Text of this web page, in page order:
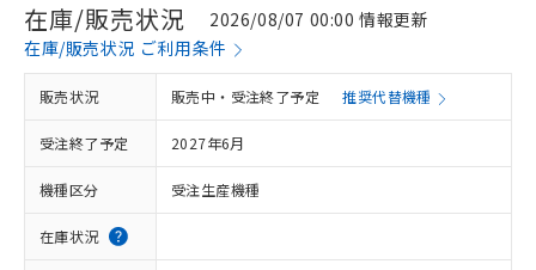
在庫/販売状況
2026/08/07 00:00 情報更新
在庫/販売状況 ご利用条件
販売状況 販売中・受注終了予定 推奨代替機種
受注終了予定 2027年6月
機種区分 受注生産機種
在庫状況